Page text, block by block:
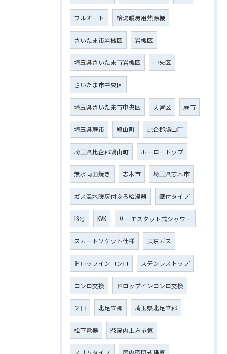
フルオート 給湯暖房用熱源機
さいたま市岩槻区 岩槻区
埼玉県さいたま市岩槻区 中央区
さいたま市中央区
埼玉県さいたま市中央区 大宮区 蕨市
埼玉県蕨市 鳩山町 比企郡鳩山町
埼玉県比企郡鳩山町 ホーロートップ
無水両面焼き 志木市 埼玉県志木市
ガス温水暖房付ふろ給湯器 壁付タイプ
16号 KVK サーモスタット式シャワー
スカートソケット仕様 東京ガス
ドロップインコンロ ステンレストップ
コンロ交換 ドロップインコンロ交換
２口 北足立郡 埼玉県北足立郡
松下電器 PS扉内上方排気
スリムタイプ 屋内密閉式排気